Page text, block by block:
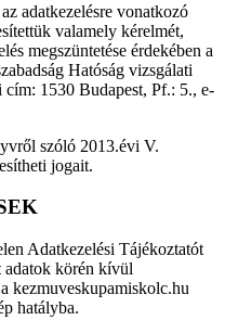
adatkezelésre vonatkozó
valamely kérelmét,
megszüntetése érdekében a
Hatóság vizsgálati
cím: 1530 Budapest, Pf.: 5., e-
szóló 2013.évi V.
jogait.
Adatkezelési Tájékoztatót
adatok körén kívül
kezmuveskupamiskolc.hu
hatályba.